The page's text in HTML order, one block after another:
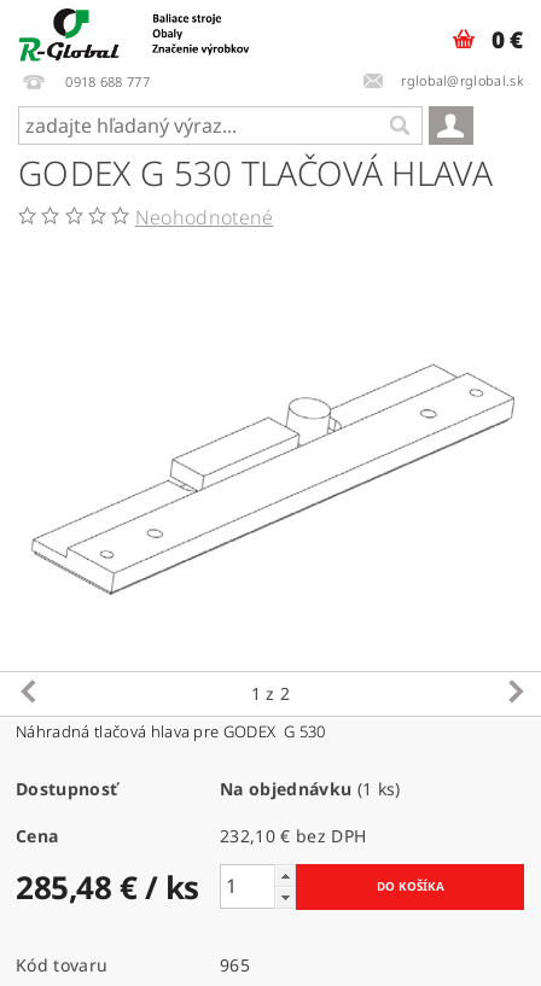
0918 688 777 rglobal@rglobal.sk
0 €
GODEX G 530 TLAČOVÁ HLAVA
Neohodnotené
1 z 2
Náhradná tlačová hlava pre GODEX G 530
Dostupnosť Na objednávku (1 ks)
Cena 232,10 € bez DPH
285,48 €/ ks
Kód tovaru
965